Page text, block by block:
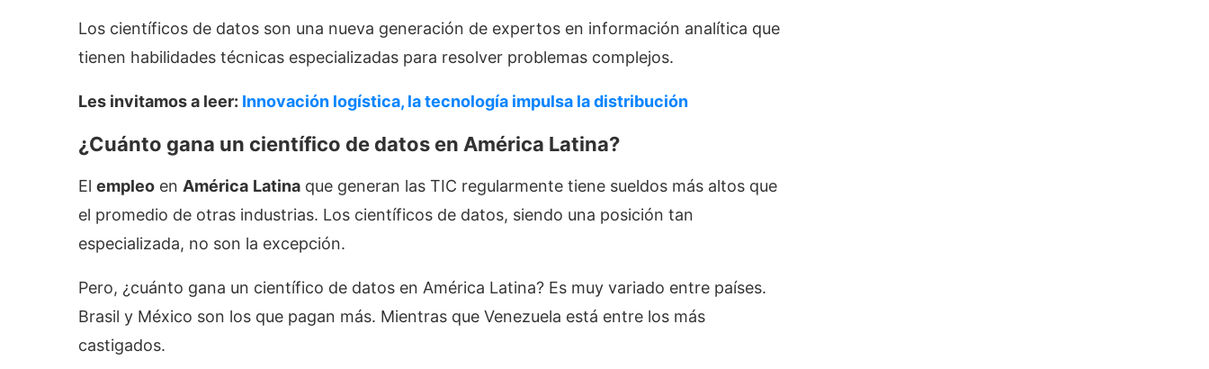
Los científicos de datos son una nueva generación de expertos en información analítica que
tienen habilidades técnicas especializadas para resolver problemas complejos.
Les invitamos a leer: Innovación logística, la tecnología impulsa la distribución
¿Cuánto gana un científico de datos en América Latina?
El empleo en América Latina que generan las TIC regularmente tiene sueldos más altos que
el promedio de otras industrias. Los científicos de datos, siendo una posición tan
especializada, no son la excepción.
Pero, ¿cuánto gana un científico de datos en América Latina? Es muy variado entre países.
Brasil y México son los que pagan más. Mientras que Venezuela está entre los más
castigados.